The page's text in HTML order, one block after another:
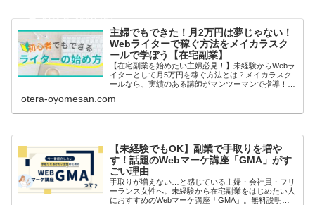
主婦でもできた！月2万円は夢じゃない！
Webライターで稼ぐ方法をメイカラスク
ールで学ぼう【在宅副業】
【在宅副業を始めたい主婦必見！】未経験からWebラ
イターとして月5万円を稼ぐ方法とは？メイカラスク
ールなら、実績のある講師がマンツーマンで指導！ラ
で学べるので、最短で収益化が可能。無料相談＆特典
otera-oyomesan.com
【未経験でもOK】副業で手取りを増や
す！話題のWebマーケ講座「GMA」がす
ごい理由
手取りが増えない…と感じている主婦・会社員・フリ
ーランス女性へ。未経験から在宅副業をはじめたい人
におすすめのWebマーケ講座「GMA」。無料説明会